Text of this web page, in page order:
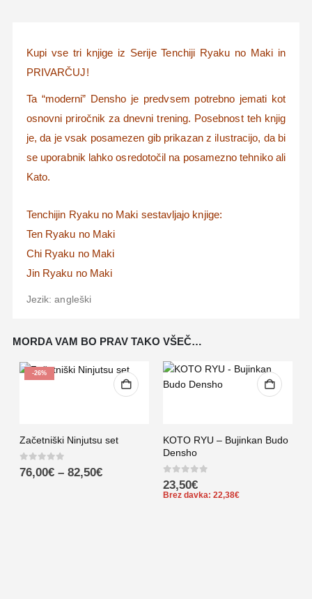
Kupi vse tri knjige iz Serije Tenchiji Ryaku no Maki in
PRIVARČUJ!
Ta “moderni” Densho je predvsem potrebno jemati kot
osnovni priročnik za dnevni trening. Posebnost teh knjig
je, da je vsak posamezen gib prikazan z ilustracijo, da bi
se uporabnik lahko osredotočil na posamezno tehniko ali
Kato.
Tenchijin Ryaku no Maki sestavljajo knjige:
Ten Ryaku no Maki
Chi Ryaku no Maki
Jin Ryaku no Maki
Jezik: angleški
MORDA VAM BO PRAV TAKO VŠEČ…
-26%
Začetniški Ninjutsu set
0out of 5
76,00€ – 82,50€
KOTO RYU – Bujinkan Budo
Densho
0out of 5
23,50€
Brez davka: 22,38€